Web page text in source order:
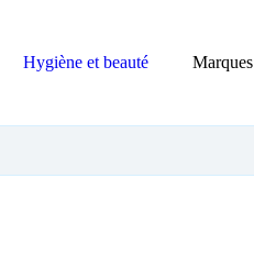
Hygiène et beauté Marques